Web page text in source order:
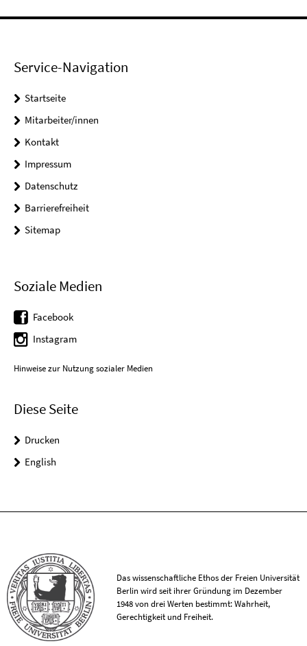
Service-Navigation
Startseite
Mitarbeiter/innen
Kontakt
Impressum
Datenschutz
Barrierefreiheit
Sitemap
Soziale Medien
Facebook
Instagram
Hinweise zur Nutzung sozialer Medien
Diese Seite
Drucken
English
Das wissenschaftliche Ethos der Freien Universität
Berlin wird seit ihrer Gründung im Dezember
1948 von drei Werten bestimmt: Wahrheit,
Gerechtigkeit und Freiheit.